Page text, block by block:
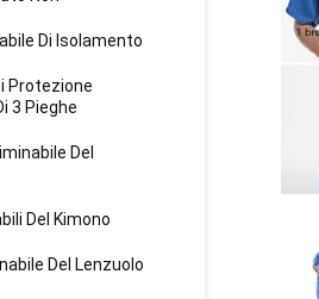
Di Isolamento
Protezione
3 Pieghe
Del
Del Kimono
Del Lenzuolo